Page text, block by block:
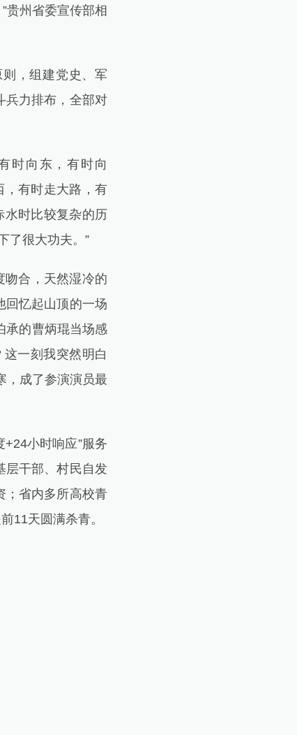
贵州省委宣传部相
，组建党史、军
兵力排布，全部对
时向东，有时向
有时走大路，有
水时比较复杂的历
了很大功夫。”
合，天然湿冷的
回忆起山顶的一场
承的曹炳琨当场感
一刻我突然明白
，成了参演演员最
小时响应”服务
层干部、村民自发
；省内多所高校青
11天圆满杀青。